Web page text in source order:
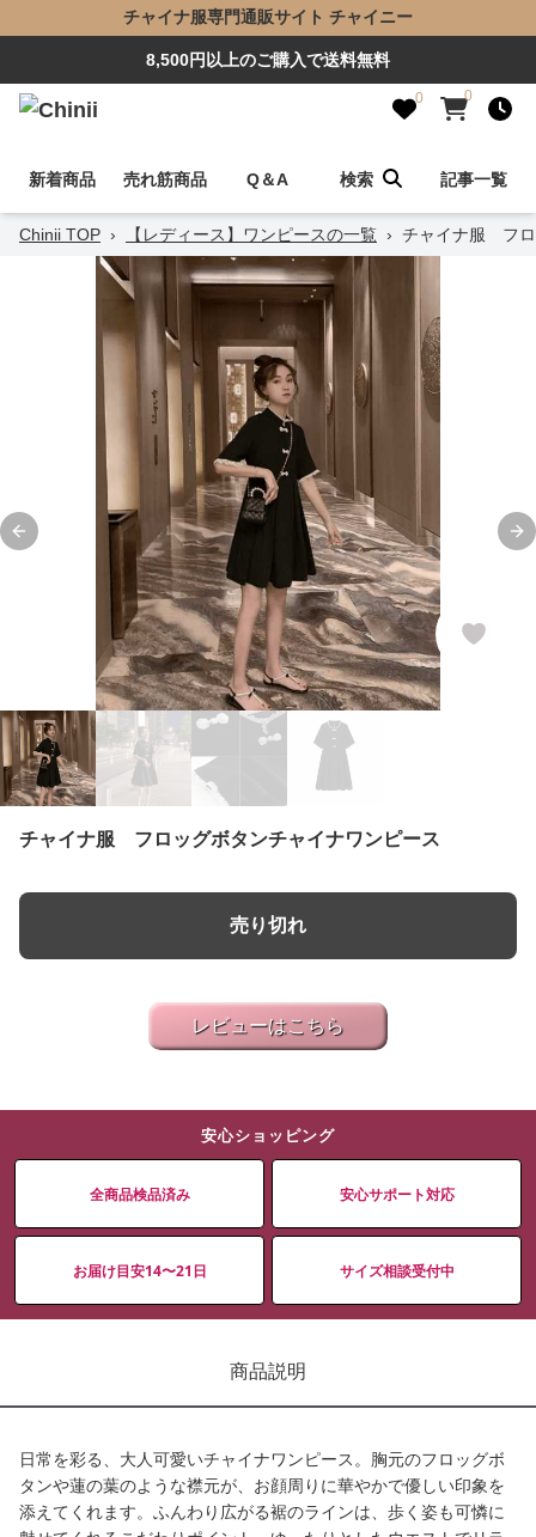
チャイナ服専門通販サイト チャイニー
8,500円以上のご購入で送料無料
0 0
新着商品 売れ筋商品 Q＆A 検索 記事一覧
Chinii TOP › 【レディース】ワンピースの一覧 › チャイナ服 フロ
Previous slide
チャイナ服 フロッグボタンチャイナワンピース
売り切れ
レビューはこちら
安心ショッピング
全商品検品済み 安心サポート対応
お届け目安14〜21日 サイズ相談受付中
商品説明
日常を彩る、大人可愛いチャイナワンピース。胸元のフロッグボ
タンや蓮の葉のような襟元が、お顔周りに華やかで優しい印象を
添えてくれます。ふんわり広がる裾のラインは、歩く姿も可憐に